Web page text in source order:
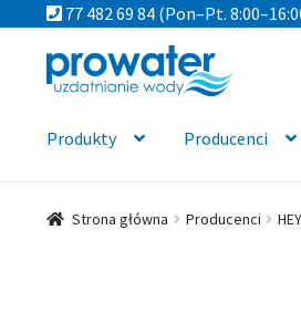
77 482 69 84(Pon–Pt.
Przejdź
do
Przejdź
do
Produkty Producenci
Strona główna Producenci